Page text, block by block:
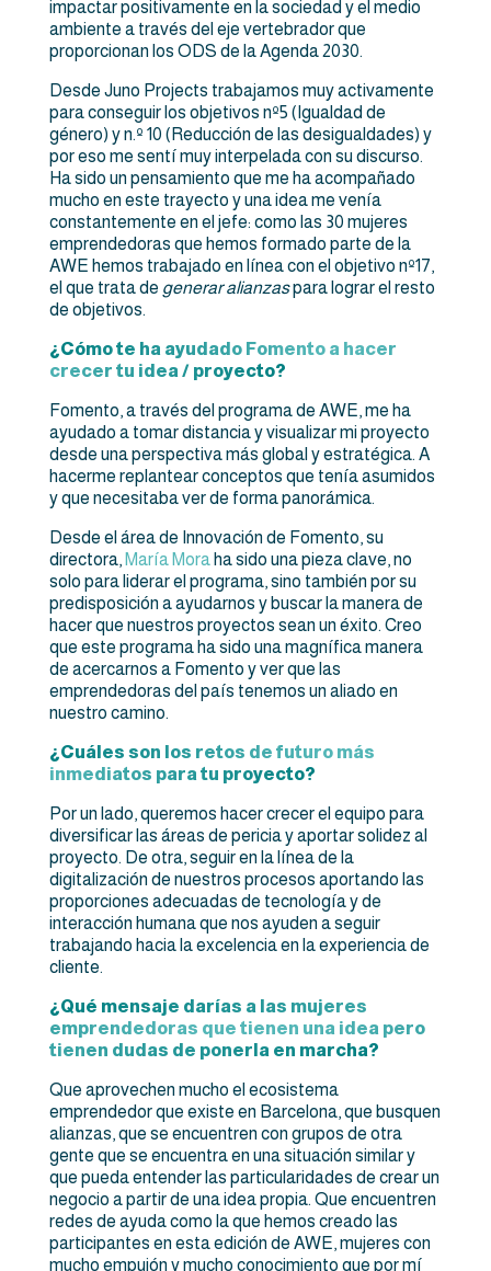
impactar positivamente en la sociedad y el medio
ambiente a través del eje vertebrador que
proporcionan los ODS de la Agenda 2030.
Desde Juno Projects trabajamos muy activamente
para conseguir los objetivos nº5 (Igualdad de
género) y n.º 10 (Reducción de las desigualdades) y
por eso me sentí muy interpelada con su discurso.
Ha sido un pensamiento que me ha acompañado
mucho en este trayecto y una idea me venía
constantemente en el jefe: como las 30 mujeres
emprendedoras que hemos formado parte de la
AWE hemos trabajado en línea con el objetivo nº17,
el que trata de generar alianzaspara lograr el resto
de objetivos.
¿Cómo te ha ayudado Fomento a hacer
crecer tu idea / proyecto?
Fomento, a través del programa de AWE, me ha
ayudado a tomar distancia y visualizar mi proyecto
desde una perspectiva más global y estratégica. A
hacerme replantear conceptos que tenía asumidos
y que necesitaba ver de forma panorámica.
Desde el área de Innovación de Fomento, su
directora, María Moraha sido una pieza clave, no
solo para liderar el programa, sino también por su
predisposición a ayudarnos y buscar la manera de
hacer que nuestros proyectos sean un éxito. Creo
que este programa ha sido una magnífica manera
de acercarnos a Fomento y ver que las
emprendedoras del país tenemos un aliado en
nuestro camino.
¿Cuáles son los retos de futuro más
inmediatos para tu proyecto?
Por un lado, queremos hacer crecer el equipo para
diversificar las áreas de pericia y aportar solidez al
proyecto. De otra, seguir en la línea de la
digitalización de nuestros procesos aportando las
proporciones adecuadas de tecnología y de
interacción humana que nos ayuden a seguir
trabajando hacia la excelencia en la experiencia de
cliente.
¿Qué mensaje darías a las mujeres
emprendedoras que tienen una idea pero
tienen dudas de ponerla en marcha?
Que aprovechen mucho el ecosistema
emprendedor que existe en Barcelona, que busquen
alianzas, que se encuentren con grupos de otra
gente que se encuentra en una situación similar y
que pueda entender las particularidades de crear un
negocio a partir de una idea propia. Que encuentren
redes de ayuda como la que hemos creado las
participantes en esta edición de AWE, mujeres con
mucho empujón y mucho conocimiento que por mí